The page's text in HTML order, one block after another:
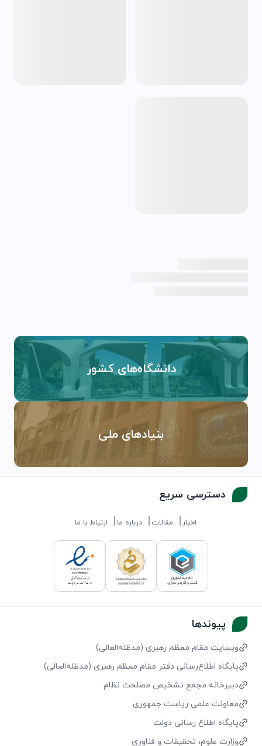
دانشگاه‌های کشور
بنیادهای ملی
دسترسی سریع
اخبار مقالات درباره ما ارتباط با ما
پیوندها
وبسایت مقام معظم رهبری (مد‌ظله‌العالی)
پایگاه اطلاع‌رسانی دفتر مقام معظم رهبری (مد‌ظله‌العالی)
دبیرخانه مجمع تشخیص مصلحت نظام
معاونت علمی ریاست جمهوری
پایگاه اطلاع رسانی دولت
وزارت علوم، تحقیقات و فناوری